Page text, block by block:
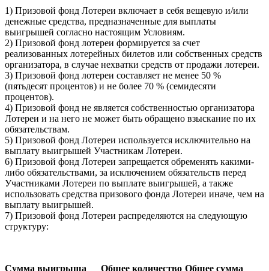
1) Призовой фонд Лотереи включает в себя вещевую и/или
денежные средства, предназначенные для выплаты
выигрышей согласно настоящим Условиям.
2) Призовой фонд лотереи формируется за счет
реализованных лотерейных билетов или собственных средств
организатора, в случае нехватки средств от продажи лотереи.
3) Призовой фонд лотереи составляет не менее 50 %
(пятьдесят процентов) и не более 70 % (семидесяти
процентов).
4) Призовой фонд не является собственностью организатора
Лотереи и на него не может быть обращено взыскание по их
обязательствам.
5) Призовой фонд Лотереи используется исключительно на
выплату выигрышей Участникам Лотереи.
6) Призовой фонд Лотереи запрещается обременять какими-
либо обязательствами, за исключением обязательств перед
Участниками Лотереи по выплате выигрышей, а также
использовать средства призового фонда Лотереи иначе, чем на
выплату выигрышей.
7) Призовой фонд Лотереи распределяются на следующую
структуру:
Сумма выигрыша
Общее количество Общее сумма